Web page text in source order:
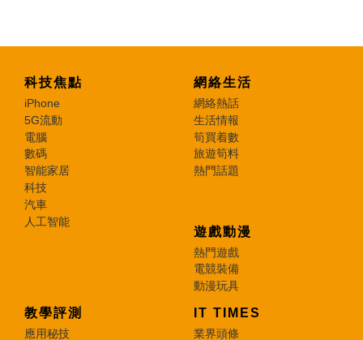
科技焦點
iPhone
5G流動
電腦
數碼
智能家居
科技
汽車
人工智能
網絡生活
網絡熱話
生活情報
筍買着數
旅遊筍料
熱門話題
遊戲動漫
熱門遊戲
電競裝備
動漫玩具
教學評測
應用秘技
IT TIMES
業界頭條